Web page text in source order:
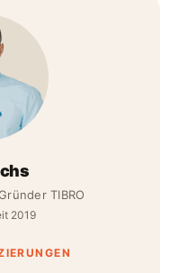
TIBRO
2019